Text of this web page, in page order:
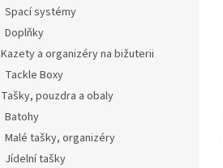
Spací systémy
Doplňky
Kazety a organizéry na bižuterii
Tackle Boxy
Tašky, pouzdra a obaly
Batohy
Malé tašky, organizéry
Jídelní tašky